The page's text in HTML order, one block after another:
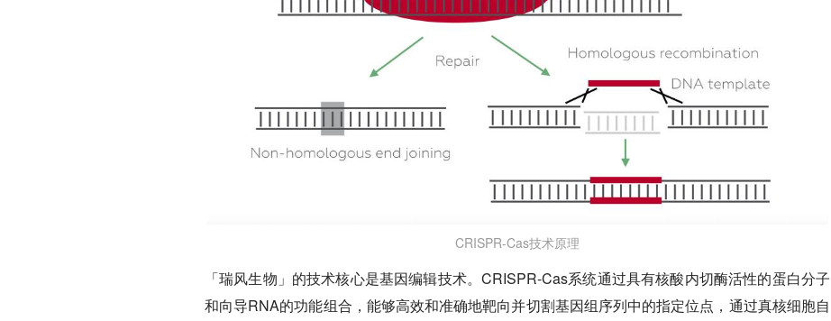
CRISPR-Cas技术原理
「瑞风生物」的技术核心是基因编辑技术。CRISPR-Cas系统通过具有核酸内切酶活性的蛋白分子
和向导RNA的功能组合，能够高效和准确地靶向并切割基因组序列中的指定位点，通过真核细胞自